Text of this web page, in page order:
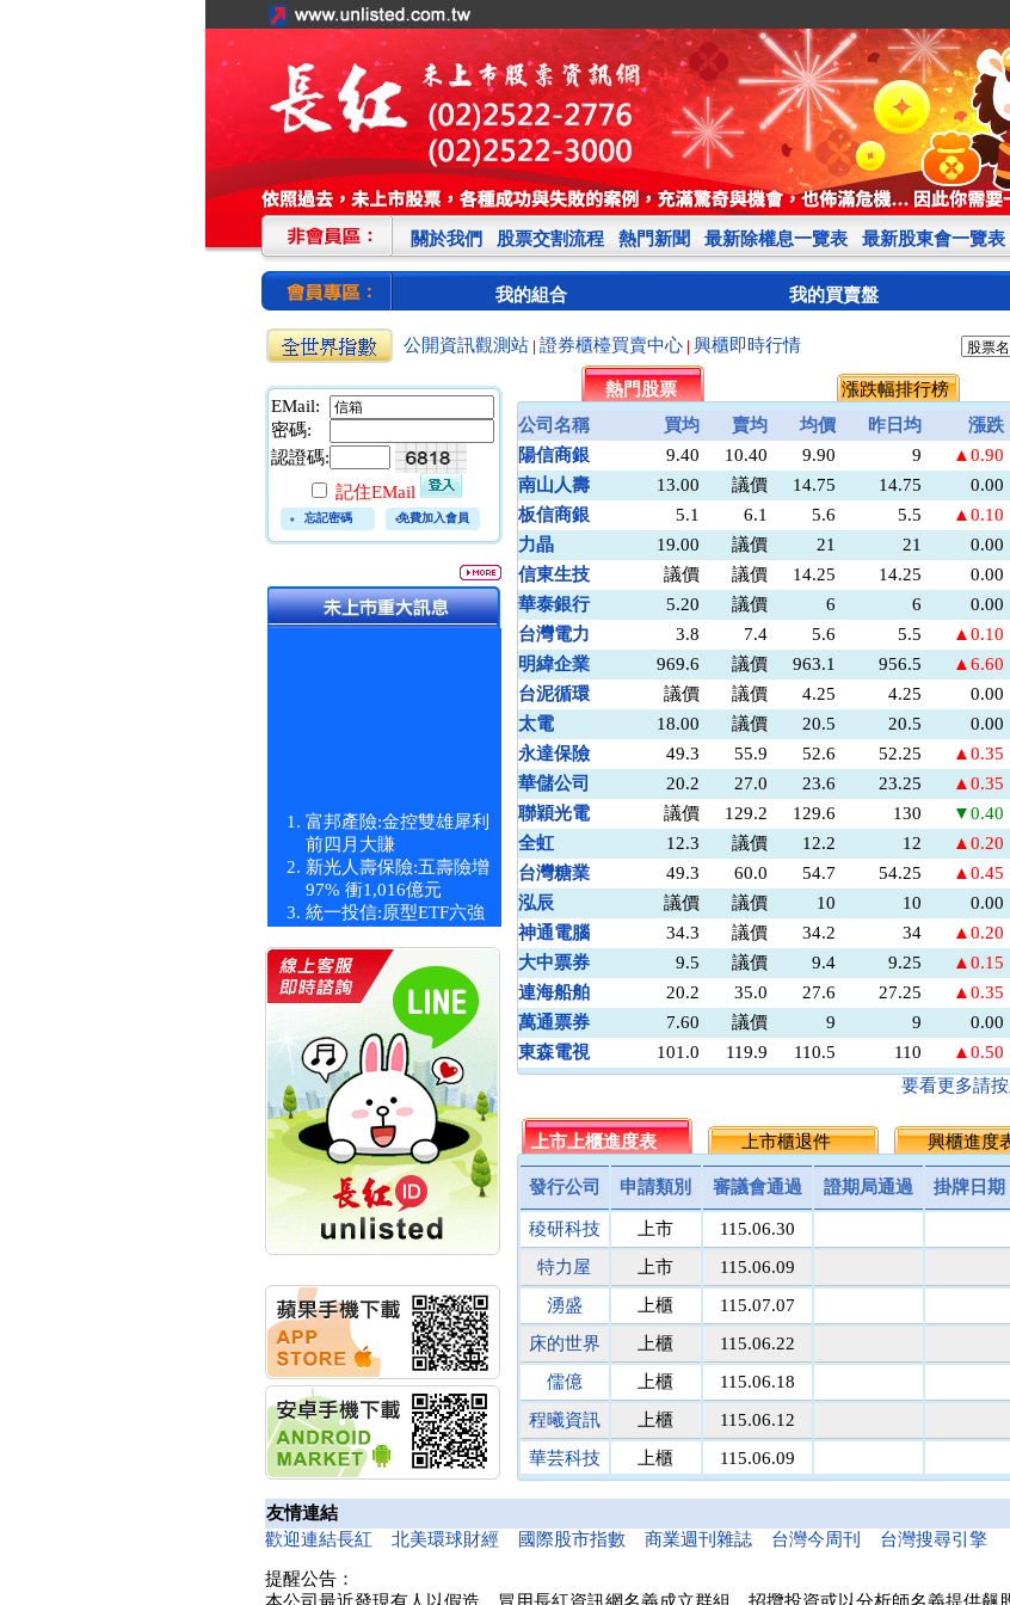
關於我們 股票交割流程 熱門新聞 最新除權息一覽表 最新股東會一覽表
我的組合 我的買賣盤
公開資訊觀測站 證券櫃檯買賣中心 興櫃即時行情
EMail:
密碼:
認證碼:
記住EMail
忘記密碼 免費加入會員
富邦產險:金控雙雄犀利
前四月大賺
新光人壽保險:五壽險增
97% 衝1,016億元
統一投信:原型ETF六強
漲逾九成
統一投信:主動式ETF溢
價 被盯上
新光人壽保險:新壽Q1外
價金將達996億
宇辰系統科技:宇辰業績
創新高 啟動興櫃轉上櫃
計畫
明緯企業:明緯永續科技
競賽 以電源驅動善的力
量
秀育企業:秀育SHO-U儲
能系統 獲國內首張CNS
認證
聯博投信:聯博00404A
華旭先進:代重要子公司
碩通散熱股份有限公司
公告董事會通過發言人
及代理發
華旭先進:代重要子公司
碩通散熱股份有限公司
公告董事會決議發行員
工認股權
華旭先進:代重要子公司
公告董事會追認113年
向關係
碩通散熱股份有限公司
熱門股票
漲跌幅排行榜
公司名稱
買均 賣均 均價 昨日均 漲跌
陽信商銀
9.40 10.40 9.90 9 ▲0.90
南山人壽
13.00 議價 14.75 14.75 0.00
板信商銀
5.1 6.1 5.6 5.5 ▲0.10
力晶
19.00 議價 21 21 0.00
信東生技
議價 議價 14.25 14.25 0.00
華泰銀行
5.20 議價 6 6 0.00
台灣電力
3.8 7.4 5.6 5.5 ▲0.10
明緯企業
969.6 議價 963.1 956.5 ▲6.60
台泥循環
議價 議價 4.25 4.25 0.00
太電
18.00 議價 20.5 20.5 0.00
永達保險
49.3 55.9 52.6 52.25 ▲0.35
華儲公司
20.2 27.0 23.6 23.25 ▲0.35
聯穎光電
議價 129.2 129.6 130 ▼0.40
全虹
12.3 議價 12.2 12 ▲0.20
台灣糖業
49.3 60.0 54.7 54.25 ▲0.45
泓辰
議價 議價 10 10 0.00
神通電腦
34.3 議價 34.2 34 ▲0.20
大中票券
9.5 議價 9.4 9.25 ▲0.15
連海船舶
20.2 35.0 27.6 27.25 ▲0.35
萬通票券
7.60 議價 9 9 0.00
東森電視
101.0 119.9 110.5 110 ▲0.50
5.5 ▲0.20
台灣集保
131.1 171.8 151.5 149.5 ▲2.00
馬上發
議價 8.1 8.1 8 ▲0.10
民間全民
議價 議價 10 10 0.00
鎧鉅科技
議價 議價
萬里遊
10.0 議價
醫電鼎眾
議價 41.9 42.0 42 0.00
三信商銀
議價 13.7 13.6 13.5 ▲0.10
菘凱科技
議價 10.0
東盈光電
議價 16.2
匯頂電腦
議價 10.0
南美特科
議價 364.5 364.8 365 ▼0.20
台塑網科
70.00 議價 86 86 0.00
捷揚光電
議價 249.5 249.8 250 ▼0.20
新德科技
議價 20.1 20.1 20 ▲0.10
諾瓦材料
議價 50.0 50.0 50 0.00
要看更多請
上市上櫃進度表 上市櫃退件 興櫃進度
發行公司 申請類別 審議會通過 證期局通過 掛牌日期
稜研科技 上市
115.06.30
特力屋
上市
115.06.09
湧盛
上櫃
115.07.07
床的世界
上櫃
115.06.22
儒億
上櫃
115.06.18
程曦資訊
上櫃
115.06.12
華芸科技
上櫃
115.06.09
精華生醫
上櫃
115.06.16
和亞智慧
上櫃 115.05.21
友情連結
歡迎連結長紅
北美環球財經 國際股市指數 商業週刊雜誌 台灣今周刊 台灣搜尋引擎
提醒公告：